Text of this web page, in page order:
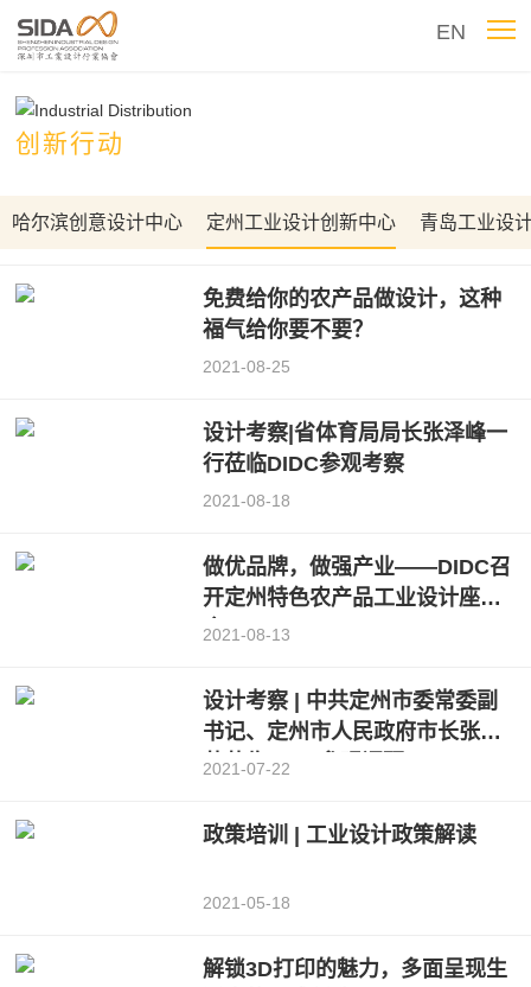
EN
创新行动
哈尔滨创意设计中心 定州工业设计创新中心 青岛工业设
免费给你的农产品做设计，这种
福气给你要不要？
2021-08-25
设计考察|省体育局局长张泽峰一
行莅临DIDC参观考察
2021-08-18
做优品牌，做强产业——DIDC召
开定州特色农产品工业设计座谈
会
2021-08-13
设计考察 | 中共定州市委常委副
书记、定州市人民政府市长张才
芳莅临DIDC参观调研
2021-07-22
政策培训 | 工业设计政策解读
2021-05-18
解锁3D打印的魅力，多面呈现生